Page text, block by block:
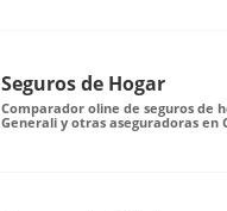
Seguros de Hogar
Comparador oline de seguros de
Generali y otras aseguradoras en